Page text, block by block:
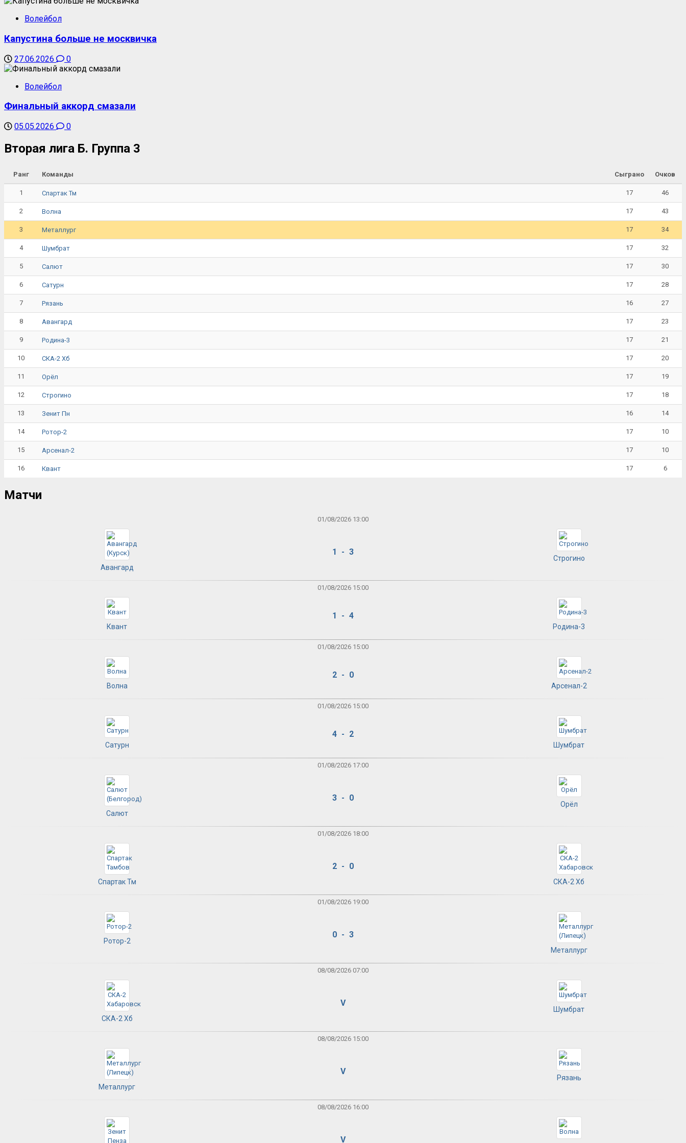
Волейбол
Капустина больше не москвичка
27.06.2026 0
Волейбол
Финальный аккорд смазали
05.05.2026 0
Вторая лига Б. Группа 3
Ранг Команды Сыграно Очков
1 Спартак Тм 17 46
2 Волна 17 43
3 Металлург 17 34
4 Шумбрат 17 32
5 Салют 17 30
6 Сатурн 17 28
7 Рязань 16 27
8 Авангард 17 23
9 Родина-3 17 21
10 СКА-2 Хб 17 20
11 Орёл 17 19
12 Строгино 17 18
13 Зенит Пн 16 14
14 Ротор-2 17 10
15 Арсенал-2 17 10
16 Квант 17 6
Матчи
01/08/2026 13:00
Авангард
1 - 3
Строгино
01/08/2026 15:00
Квант
1 - 4
Родина-3
01/08/2026 15:00
Волна
2 - 0
Арсенал-2
01/08/2026 15:00
Сатурн
4 - 2
Шумбрат
01/08/2026 17:00
Салют
3 - 0
Орёл
01/08/2026 18:00
Спартак Тм
2 - 0
СКА-2 Хб
01/08/2026 19:00
Ротор-2
0 - 3
Металлург
08/08/2026 07:00
СКА-2 Хб
V
Шумбрат
08/08/2026 15:00
Металлург
V
Рязань
08/08/2026 16:00
V